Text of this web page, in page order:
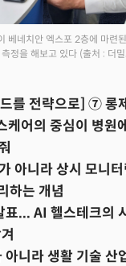
베네치안 엑스포 2층에 마련
측정을 해보고 있다 (출처 : 더
를 전략으로] ⑦ 롱
케어의 중심이 병원
아니라 상시 모니
하는 개념
표... AI 헬스테크의
니라 생활 기술 산